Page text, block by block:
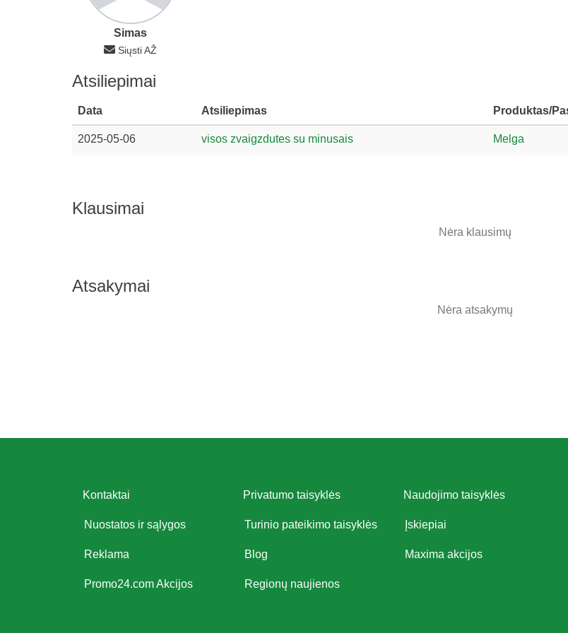
Simas
Siųsti AŽ
Atsiliepimai
Data Atsiliepimas Produktas/
2025-05-06 visos zvaigzdutes su minusais Melga
Klausimai
Nėra klausimų
Atsakymai
Nėra atsakymų
Kontaktai Privatumo taisyklės Naudojimo taisyklės
Nuostatos ir sąlygos Turinio pateikimo taisyklės Įskiepiai
Reklama Blog Maxima akcijos
Promo24.com Akcijos Regionų naujienos